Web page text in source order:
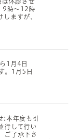
9時〜12時
しますが、
1月4日
。1月5日
:本年度も引
行して行い
ご了承下さ